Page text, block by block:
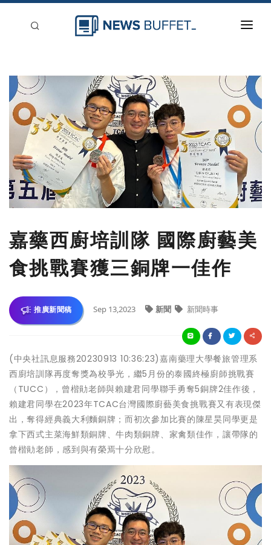
新聞稿分類
刊登
嘉藥西廚培訓隊 國際廚藝美
食挑戰賽獲三銅牌一佳作
推廣新聞稿 Sep 13,2023 新聞 新聞時事
(中央社訊息服務20230913 10:36:23)嘉南藥理大學餐旅管理系
西廚培訓隊再度奪獎為校爭光，繼5月份的泰國終極廚師挑戰賽
（TUCC），曾楷勛老師與賴建君同學聯手勇奪5銅牌2佳作後，
賴建君同學在2023年TCAC台灣國際廚藝美食挑戰賽又有表現傑
出，奪得經典義大利麵銅牌；而初次參加比賽的陳星昊同學更是
拿下西式主菜海鮮類銅牌、牛肉類銅牌、家禽類佳作，讓帶隊的
曾楷勛老師，感到與有榮焉十分欣慰。